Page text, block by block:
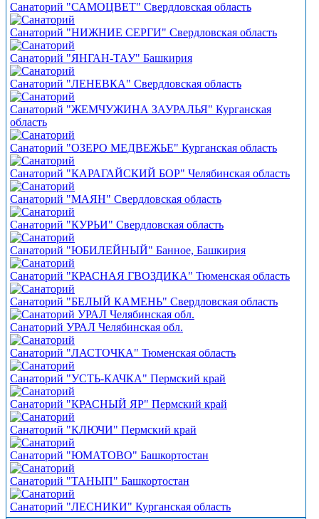
Санаторий "САМОЦВЕТ" Свердловская область
Санаторий "НИЖНИЕ СЕРГИ" Свердловская область
Санаторий "ЯНГАН-ТАУ" Башкирия
Санаторий "ЛЕНЕВКА" Свердловская область
Санаторий "ЖЕМЧУЖИНА ЗАУРАЛЬЯ" Курганская
область
Санаторий "ОЗЕРО МЕДВЕЖЬЕ" Курганская область
Санаторий "КАРАГАЙСКИЙ БОР" Челябинская область
Санаторий "МАЯН" Свердловская область
Санаторий "КУРЬИ" Свердловская область
Санаторий "ЮБИЛЕЙНЫЙ" Банное, Башкирия
Санаторий "КРАСНАЯ ГВОЗДИКА" Тюменская область
Санаторий "БЕЛЫЙ КАМЕНЬ" Свердловская область
Санаторий УРАЛ Челябинская обл.
Санаторий "ЛАСТОЧКА" Тюменская область
Санаторий "УСТЬ-КАЧКА" Пермский край
Санаторий "КРАСНЫЙ ЯР" Пермский край
Санаторий "КЛЮЧИ" Пермский край
Санаторий "ЮМАТОВО" Башкортостан
Санаторий "ТАНЫП" Башкортостан
Санаторий "ЛЕСНИКИ" Курганская область